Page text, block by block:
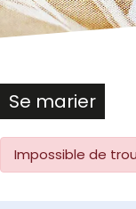
Se marier
Impossible de